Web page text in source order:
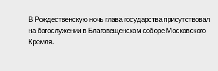
В Рождественскую ночь глава государства присутствовал
на богослужении в Благовещенском соборе Московского
Кремля.